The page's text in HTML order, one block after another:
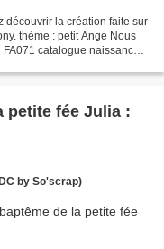
découvrir la création faite sur
thème : petit Ange Nous
catalogue naissance
petite fée Julia :
by So'scrap)